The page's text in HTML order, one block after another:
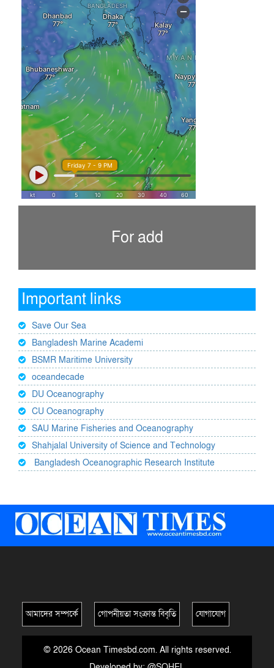
For add
Important links
Save Our Sea
Bangladesh Marine Academi
BSMR Maritime University
oceandecade
DU Oceanography
CU Oceanography
SAU Marine Fisheries and Oceanography
Shahjalal University of Science and Technology
Bangladesh Oceanographic Research Institute
আমাদের সম্পর্কে গোপনীয়তা সংক্রান্ত বিবৃতি যোগাযোগ
© 2026 Ocean Timesbd.com. All rights reserved.